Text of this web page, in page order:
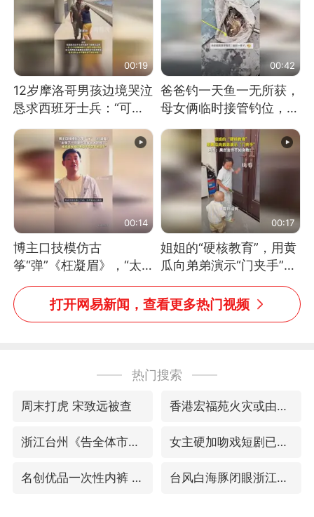
00:19
12岁摩洛哥男孩边境哭泣
恳求西班牙士兵：“可不
可以不要把我遣返回国”
00:42
爸爸钓一天鱼一无所获，
母女俩临时接管钓位，用
玩具鱼竿钓上大鱼
00:14
博主口技模仿古
筝“弹”《枉凝眉》，“太
像了～你是吃古筝长大的
吗？”“或将成为首位考级
不带古筝的选手。”（来
00:17
姐姐的“硬核教育”，用黄
瓜向弟弟演示“门夹手”，
网友：果然言传不如身
教！
打开网易新闻，查看更多热门视频
热门搜索
周末打虎 宋致远被查 香港宏福苑火灾或由烟头引起
浙江台州《告全体市民书》 女主硬加吻戏短剧已下架
名创优品一次性内裤 颜面尽失 台风白海豚闭眼浙江上海处于危险半圆